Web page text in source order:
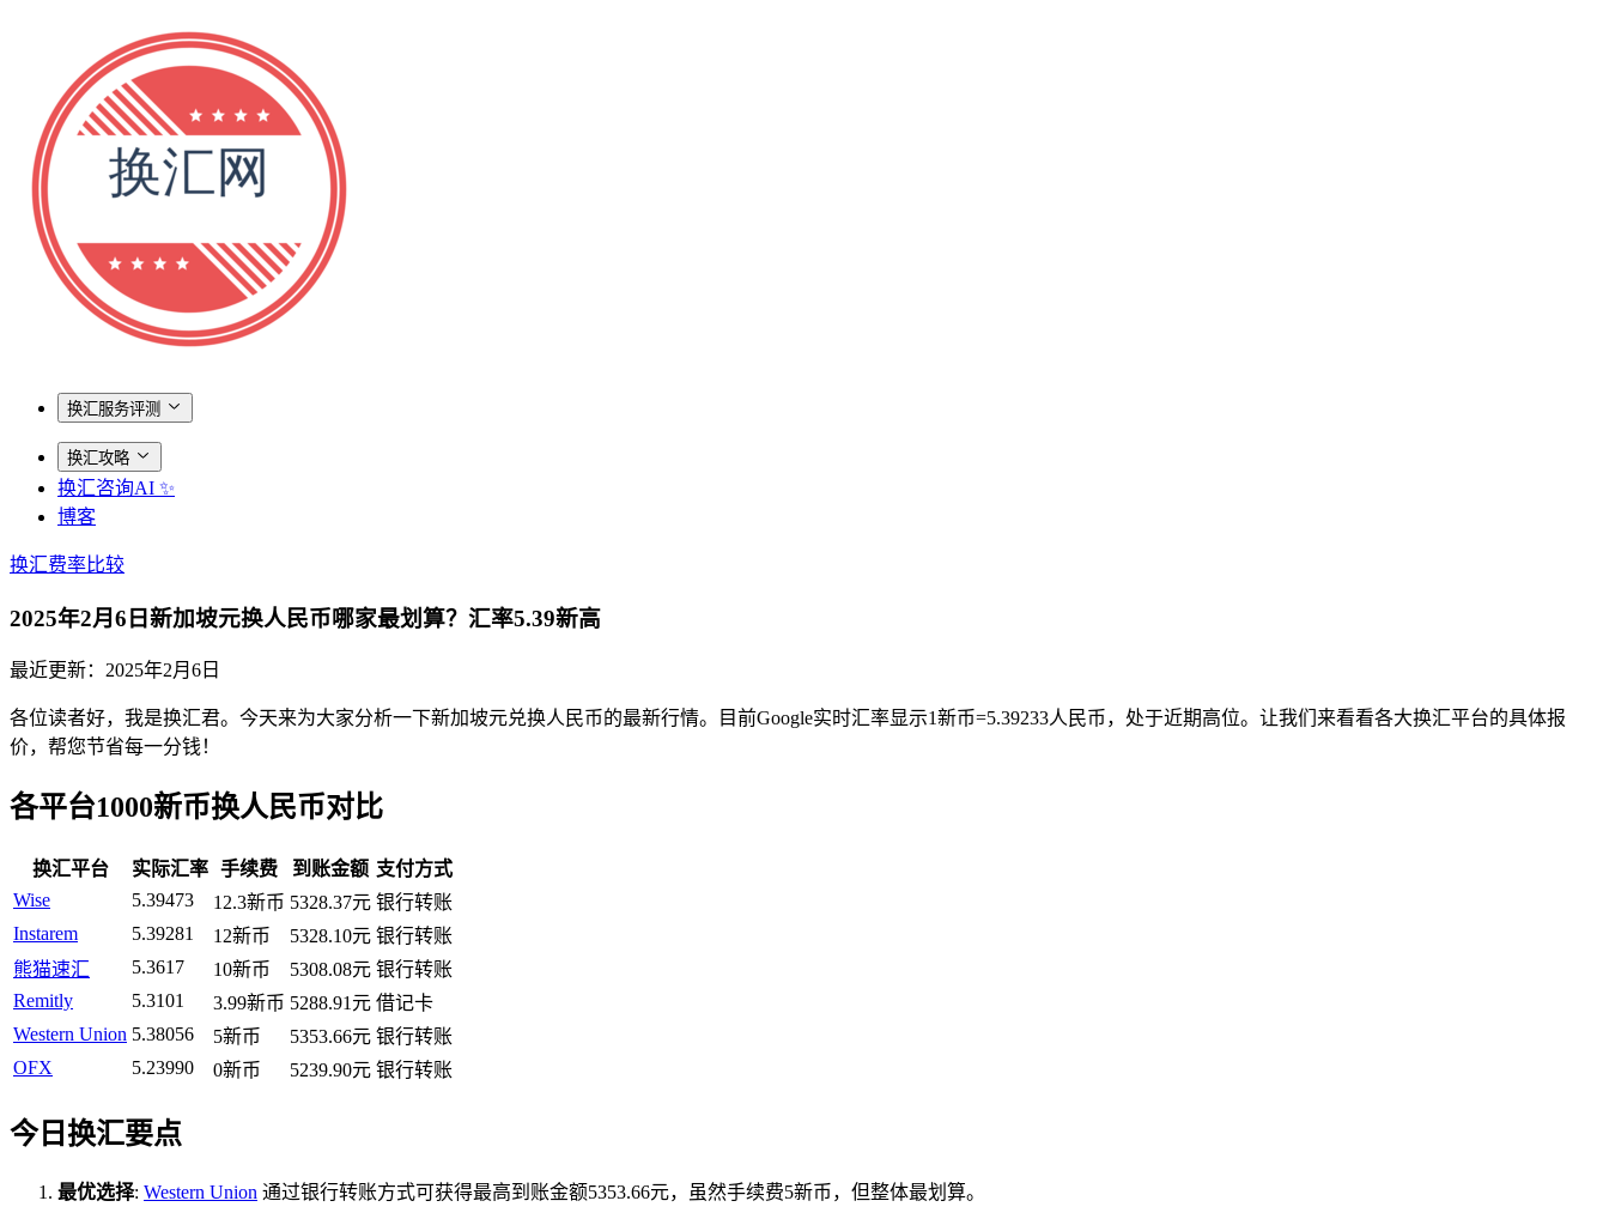
换汇服务评测
换汇攻略
换汇咨询AI ✨
博客
换汇费率比较
2025年2月6日新加坡元换人民币哪家最划算？汇率5.39新高
最近更新： 2025年2月6日
各位读者好，我是换汇君。今天来为大家分析一下新加坡元兑换人民币的最新行情。目前Google实时汇率显示1新币=5.39233人民币，处于近期高位。让我们来看看各大换汇平台的具体报
价，帮您节省每一分钱！
各平台1000新币换人民币对比
换汇平台 实际汇率 手续费 到账金额 支付方式
Wise
5.39473 12.3新币 5328.37元 银行转账
Instarem
5.39281 12新币 5328.10元 银行转账
熊猫速汇
5.3617 10新币 5308.08元 银行转账
Remitly
5.3101 3.99新币 5288.91元 借记卡
Western Union 5.38056 5新币 5353.66元 银行转账
OFX
5.23990 0新币 5239.90元 银行转账
今日换汇要点
最优选择: Western Union 通过银行转账方式可获得最高到账金额5353.66元，虽然手续费5新币，但整体最划算。